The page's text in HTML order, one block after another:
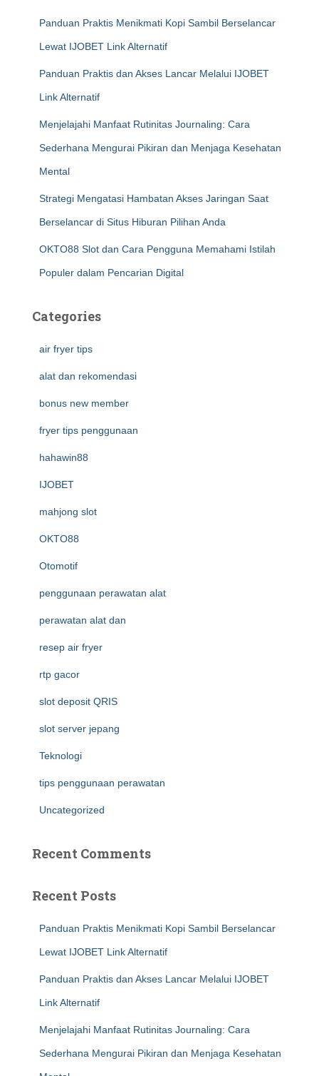
Panduan Praktis Menikmati Kopi Sambil Berselancar
Lewat IJOBET Link Alternatif
Panduan Praktis dan Akses Lancar Melalui IJOBET
Link Alternatif
Menjelajahi Manfaat Rutinitas Journaling: Cara
Sederhana Mengurai Pikiran dan Menjaga Kesehatan
Mental
Strategi Mengatasi Hambatan Akses Jaringan Saat
Berselancar di Situs Hiburan Pilihan Anda
OKTO88 Slot dan Cara Pengguna Memahami Istilah
Populer dalam Pencarian Digital
Categories
air fryer tips
alat dan rekomendasi
bonus new member
fryer tips penggunaan
hahawin88
IJOBET
mahjong slot
OKTO88
Otomotif
penggunaan perawatan alat
perawatan alat dan
resep air fryer
rtp gacor
slot deposit QRIS
slot server jepang
Teknologi
tips penggunaan perawatan
Uncategorized
Recent Comments
Recent Posts
Panduan Praktis Menikmati Kopi Sambil Berselancar
Lewat IJOBET Link Alternatif
Panduan Praktis dan Akses Lancar Melalui IJOBET
Link Alternatif
Menjelajahi Manfaat Rutinitas Journaling: Cara
Sederhana Mengurai Pikiran dan Menjaga Kesehatan